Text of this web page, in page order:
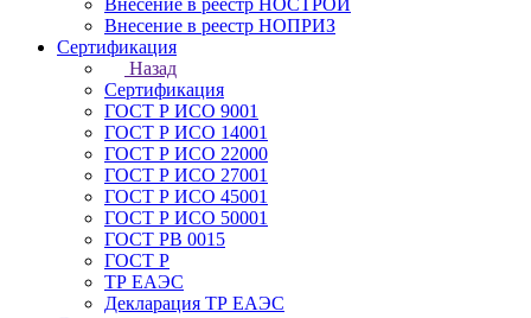
Внесение в реестр НОСТРОЙ
Внесение в реестр НОПРИЗ
Сертификация
Назад
Сертификация
ГОСТ Р ИСО 9001
ГОСТ Р ИСО 14001
ГОСТ Р ИСО 22000
ГОСТ Р ИСО 27001
ГОСТ Р ИСО 45001
ГОСТ Р ИСО 50001
ГОСТ РВ 0015
ГОСТ Р
ТР ЕАЭС
Декларация ТР ЕАЭС